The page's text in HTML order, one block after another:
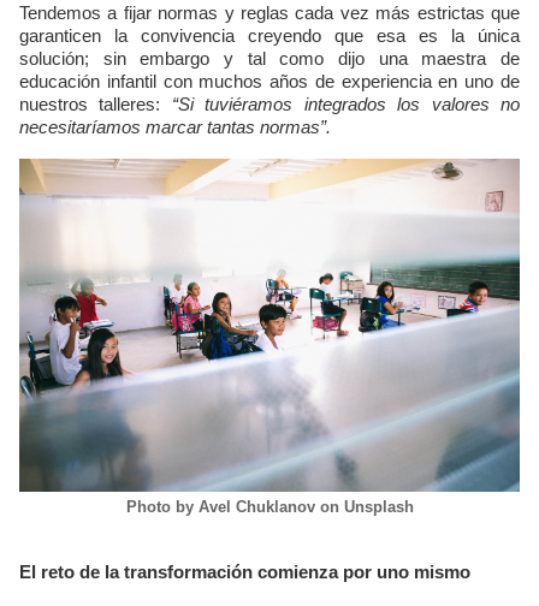
Tendemos a fijar normas y reglas cada vez más estrictas que
garanticen la convivencia creyendo que esa es la única
solución; sin embargo y tal como dijo una maestra de
educación infantil con muchos años de experiencia en uno de
nuestros talleres: “Si tuviéramos integrados los valores no
necesitaríamos marcar tantas normas”.
Photo by Avel Chuklanov on Unsplash
El reto de la transformación comienza por uno mismo